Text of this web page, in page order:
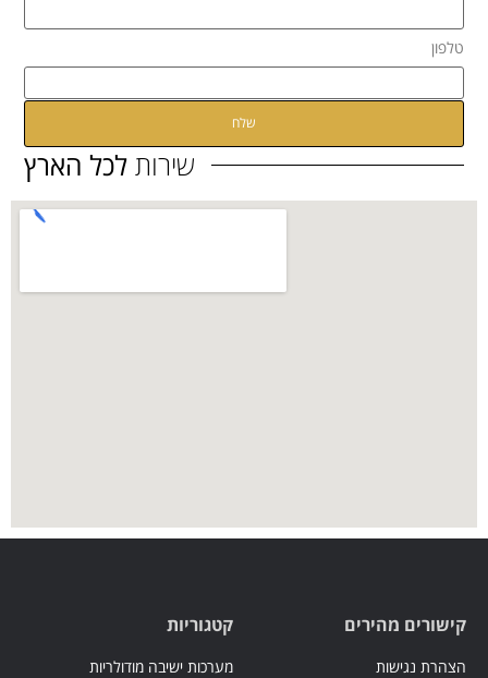
טלפון
מדיניות הפרטיות
שירות לכל הארץ
קישורים מהירים
הצהרת נגישות
קטגוריות
מערכות ישיבה מודולריות